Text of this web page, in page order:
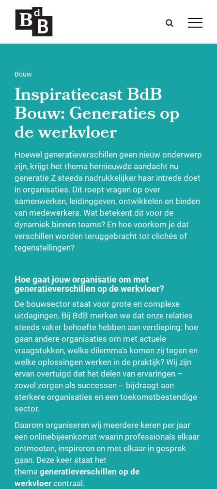
Bouw
Inspiratiecast BdB
Bouw: Generaties op
de werkvloer
Hoewel generatieverschillen geen nieuw onderwerp
zijn, krijgt het thema hernieuwde aandacht nu
generatie Z steeds nadrukkelijker haar intrede doet
in organisaties. Dit roept vragen op over
samenwerken, leidinggeven, ontwikkelen en binden
van medewerkers. Wat betekent dit voor de
dynamiek binnen teams? En hoe voorkom je dat
verschillen worden teruggebracht tot clichés of
tegenstellingen?
Hoe gaat jouw organisatie om met
generatieverschillen op de werkvloer?
De bouwsector staat voor grote en complexe
uitdagingen. Bij BdB merken we dat onze relaties
steeds vaker behoefte hebben aan verdieping: hoe
gaan andere organisaties om met actuele
vraagstukken, welke dilemma’s komen zij tegen en
welke oplossingen werken in de praktijk? Wij zijn
ervan overtuigd dat het delen van ervaringen –
zowel zorgen als successen – bijdraagt aan
sterkere organisaties en een toekomstbestendige
sector.
Daarom organiseren wij meerdere keren per jaar
een onlinebijeenkomst waarin professionals elkaar
ontmoeten, inspireren en met elkaar in gesprek
gaan. Deze keer staat het
themageneratieverschillen op de
werkvloercentraal.